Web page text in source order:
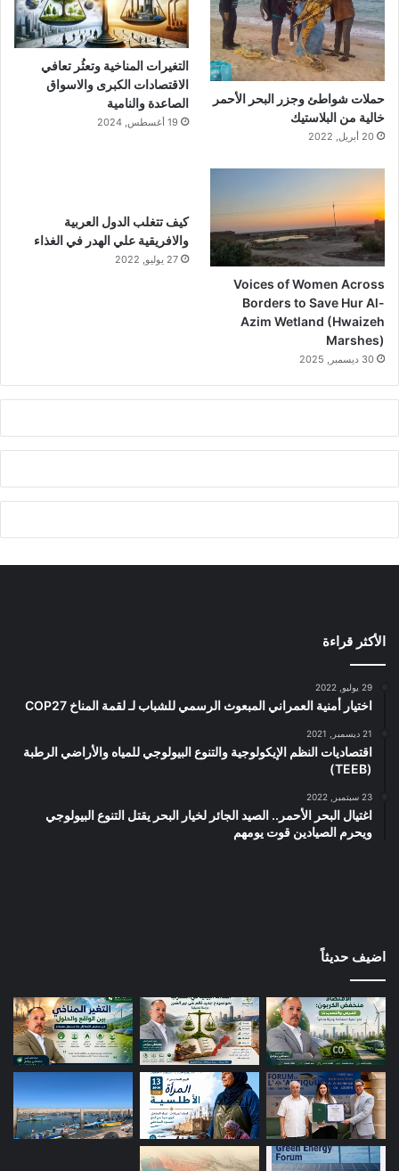
حملات شواطئ وجزر البحر الأحمر
خالية من البلاستيك
20 أبريل, 2022
التغيرات المناخية وتعثُر تعافي
الاقتصادات الكبرى والاسواق
الصاعدة والنامية
19 أغسطس, 2024
Voices of Women Across
Borders to Save Hur Al-
Azim Wetland (Hwaizeh
Marshes)
30 ديسمبر, 2025
كيف تتغلب الدول العربية
والافريقية علي الهدر في الغذاء
27 يوليو, 2022
الأكثر قراءة
29 يوليو, 2022
اختيار أمنية العمراني المبعوث الرسمي للشباب لـ لقمة المناخ COP27
21 ديسمبر, 2021
اقتصاديات النظم الإيكولوجية والتنوع البيولوجي للمياه والأراضي الرطبة
(TEEB)
23 سبتمبر, 2022
اغتيال البحر الأحمر.. الصيد الجائر لخيار البحر يقتل التنوع البيولوجي
ويحرم الصيادين قوت يومهم
اضيف حديثاً